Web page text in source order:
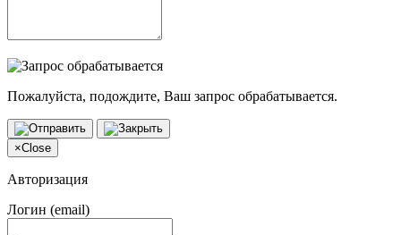
Пожалуйста, подождите, Ваш запрос обрабатывается.
×Close
Авторизация
Логин (email)